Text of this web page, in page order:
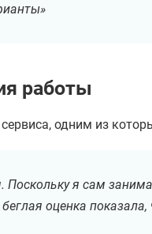
работы
одним из
Поскольку я сам
оценка показала,